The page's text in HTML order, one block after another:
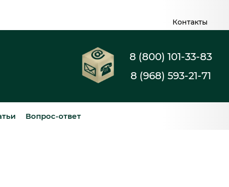
Контакты
8 (800) 101-33-83
8 (968) 593-21-71
Вопрос-ответ